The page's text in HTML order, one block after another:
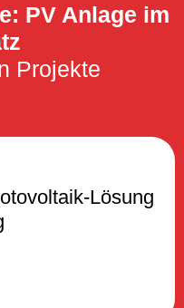
PV Anlage im
Projekte
Lösung